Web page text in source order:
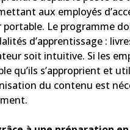
aux employés
Le programme
d’apprentissage :
soit intuitive. Si les
qu’ils s’approprient et
du contenu est